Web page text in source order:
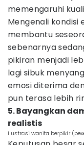
memengaruhi
Mengenali kondisi
membantu
sebenarnya
pikiran menjadi
lagi sibuk
emosi diterima
pun terasa lebih
5. Bayangkan
realistis
ilustrasi wanita berpikir